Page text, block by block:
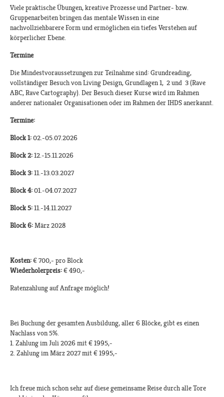
Viele praktische Übungen, kreative Prozesse und Partner- bzw.
Gruppenarbeiten bringen das mentale Wissen in eine
nachvollziehbarere Form und ermöglichen ein tiefes Verstehen auf
körperlicher Ebene.
Termine
Die Mindestvoraussetzungen zur Teilnahme sind: Grundreading,
vollständiger Besuch von Living Design, Grundlagen 1, 2 und 3 (Rave
ABC, Rave Cartography). Der Besuch dieser Kurse wird im Rahmen
anderer nationaler Organisationen oder im Rahmen der IHDS anerkannt.​
Termine:
Block 1:02.-05.07.2026
Block 2:12.-15.11.2026
Block 3:11.-13.03.2027
Block 4:01.-04.07.2027
Block 5:11.-14.11.2027
Block 6:März 2028
Kosten:€ 700,- pro Block
Wiederholerpreis:€ 490,-
Ratenzahlung auf Anfrage möglich!
Bei Buchung der gesamten Ausbildung, aller 6 Blöcke, gibt es einen
Nachlass von 5%.
1. Zahlung im Juli 2026 mit € 1995,-
2. Zahlung im März 2027 mit € 1995,-
Ich freue mich schon sehr auf diese gemeinsame Reise durch alle Tore